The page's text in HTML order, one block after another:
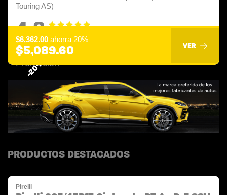
Touring AS)
4.8
-20%
$6,362.00 ahorra 20%
$5,089.60 VER
PRODUCTOS DESTACADOS
Pirelli